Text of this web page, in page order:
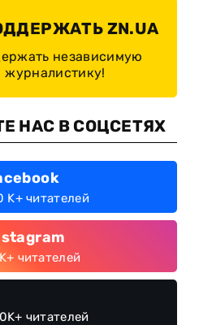
ZN.UA
независимую
журналистику!
НАС В СОЦСЕТЯХ
K+ читателей
читателей
читателей